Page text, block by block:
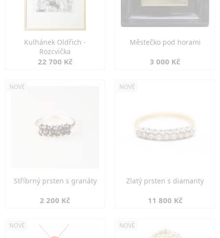
Kulhánek Oldřich -
Rozcvička
22 700 Kč
Městečko pod horami
3 000 Kč
NOVÉ
Stříbrný prsten s granáty
2 200 Kč
NOVÉ
Zlatý prsten s diamanty
11 800 Kč
NOVÉ NOVÉ